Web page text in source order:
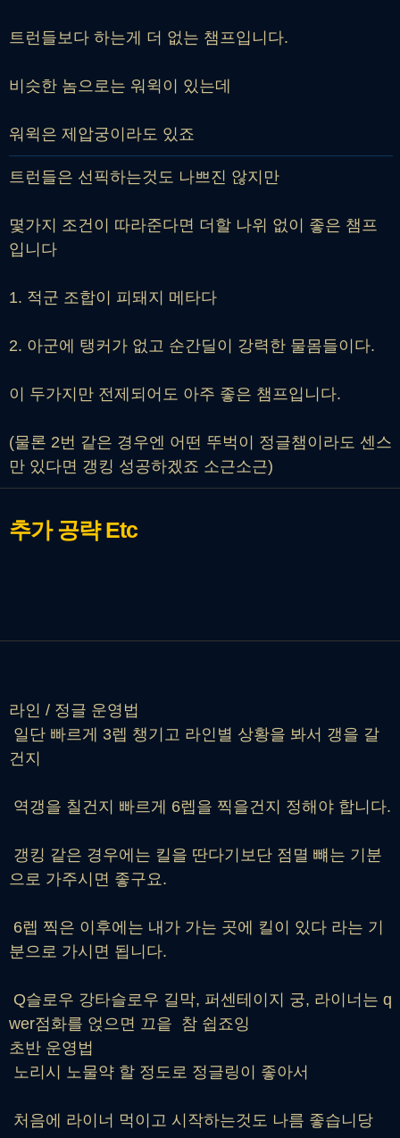
트런들보다 하는게 더 없는 챔프입니다.
비슷한 놈으로는 워윅이 있는데
워윅은 제압궁이라도 있죠
트런들은 선픽하는것도 나쁘진 않지만
몇가지 조건이 따라준다면 더할 나위 없이 좋은 챔프
입니다
1. 적군 조합이 피돼지 메타다
2. 아군에 탱커가 없고 순간딜이 강력한 물몸들이다.
이 두가지만 전제되어도 아주 좋은 챔프입니다.
(물론 2번 같은 경우엔 어떤 뚜벅이 정글챔이라도 센스
만 있다면 갱킹 성공하겠죠 소근소근)
추가 공략Etc
라인 / 정글 운영법
일단 빠르게 3렙 챙기고 라인별 상황을 봐서 갱을 갈
건지
역갱을 칠건지 빠르게 6렙을 찍을건지 정해야 합니다.
갱킹 같은 경우에는 킬을 딴다기보단 점멸 뺴는 기분
으로 가주시면 좋구요.
6렙 찍은 이후에는 내가 가는 곳에 킬이 있다 라는 기
분으로 가시면 됩니다.
Q슬로우 강타슬로우 길막, 퍼센테이지 궁, 라이너는 q
wer점화를 얹으면 끄읕 참 쉽죠잉
초반 운영법
노리시 노물약 할 정도로 정글링이 좋아서
처음에 라이너 먹이고 시작하는것도 나름 좋습니당